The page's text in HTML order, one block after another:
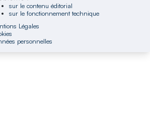
sur le contenu éditorial
sur le fonctionnement technique
Légales
personnelles